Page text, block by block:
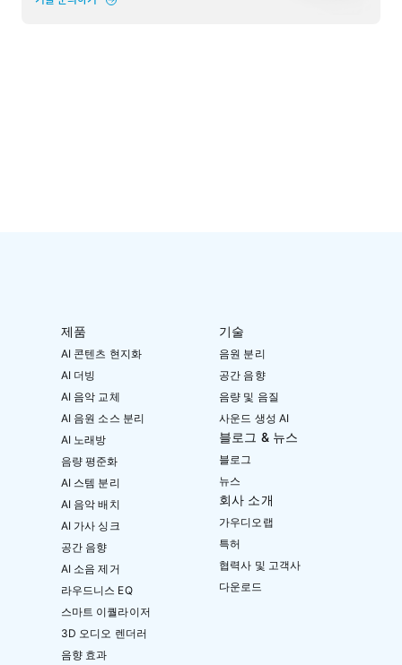
제품
AI 콘텐츠 현지화
AI 더빙
AI 음악 교체
AI 음원 소스 분리
AI 노래방
음량 평준화
AI 스템 분리
AI 음악 배치
AI 가사 싱크
공간 음향
AI 소음 제거
라우드니스 EQ
스마트 이퀄라이저
3D 오디오 렌더러
음향 효과
기술
음원 분리
공간 음향
음량 및 음질
사운드 생성 AI
블로그 & 뉴스
블로그
뉴스
회사 소개
가우디오랩
특허
협력사 및 고객사
다운로드